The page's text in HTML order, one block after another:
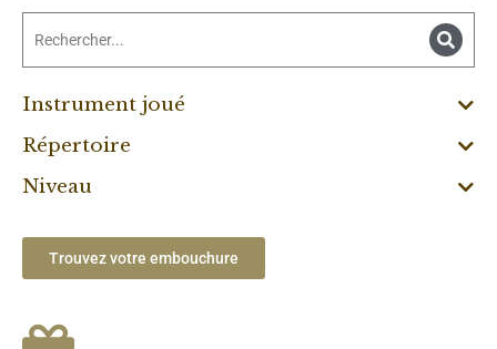
Instrument joué
Répertoire
Niveau
Trouvez votre embouchure